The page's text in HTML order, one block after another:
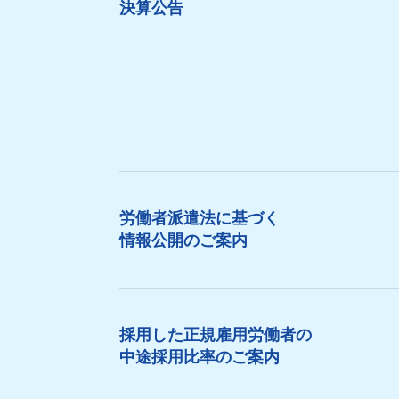
決算公告
労働者派遣法に基づく
情報公開のご案内
採用した正規雇用労働者の
中途採用比率のご案内